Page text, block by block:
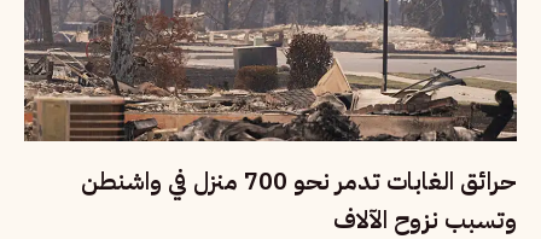
حرائق الغابات تدمر نحو 700 منزل في واشنطن
وتسبب نزوح الآلاف